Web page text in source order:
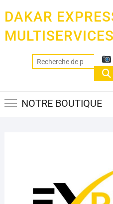
content
DAKAR
pour :
NOTRE BOUTIQUE